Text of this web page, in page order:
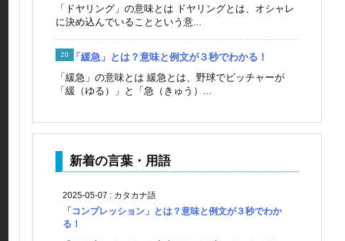
「ドヤリング」の意味とは ドヤリングとは、オシャレ
に決め込んでいることという意...
「緩急」とは？意味と例文が３秒でわかる！
「緩急」の意味とは 緩急とは、野球でピッチャーが
「緩（ゆる）」と「急（きゅう）...
新着の言葉・用語
2025-05-07 : カタカナ語
「コンプレッション」とは？意味と例文が３秒でわか
る！